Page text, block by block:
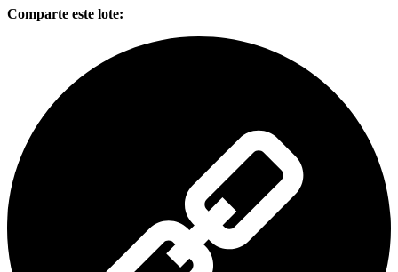
Comparte este lote: